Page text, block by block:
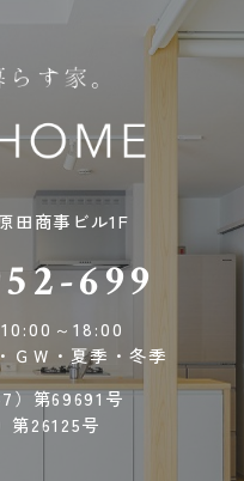
田商事ビル1F
699
～18:00
ＧＷ・夏季・冬季
）第69691号
第26125号